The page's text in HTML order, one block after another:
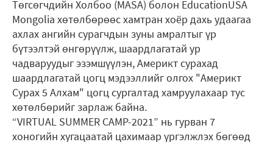
Төгсөгчдийн Холбоо (MASA) болон EducationUSA
Mongolia хөтөлбөрөөс хамтран хоёр дахь удаагаа
ахлах ангийн сурагчдын зуны амралтыг үр
бүтээлтэй өнгөрүүлж, шаардлагатай ур
чадваруудыг эзэмшүүлэн, Америкт сурахад
шаардлагатай цогц мэдээллийг олгох "Америкт
Сурах 5 Алхам" цогц cургалтад хамруулахаар тус
хөтөлбөрийг зарлаж байна.
“VIRTUAL SUMMER CAMP-2021” нь гурван 7
хоногийн хугацаатай цахимаар үргэлжлэх бөгөөд